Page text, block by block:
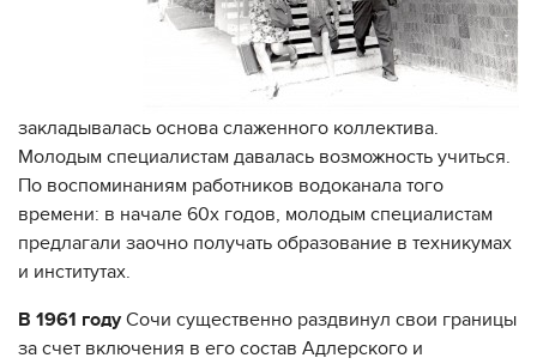
закладывалась основа слаженного коллектива.
Молодым специалистам давалась возможность учиться.
По воспоминаниям работников водоканала того
времени: в начале 60х годов, молодым специалистам
предлагали заочно получать образование в техникумах
и институтах.
В 1961 годуСочи существенно раздвинул свои границы
за счет включения в его состав Адлерского и